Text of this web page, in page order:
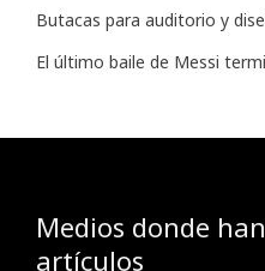
Butacas para auditorio y
El último baile de Messi
Medios donde
artículos